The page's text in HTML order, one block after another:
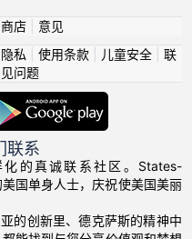
商店| 意见
隐私 使用条款| 儿童安全| 联
问题
联系
的真诚联系社区。States-
国单身人士，庆祝使美国美丽
的创新里、德克萨斯的精神中